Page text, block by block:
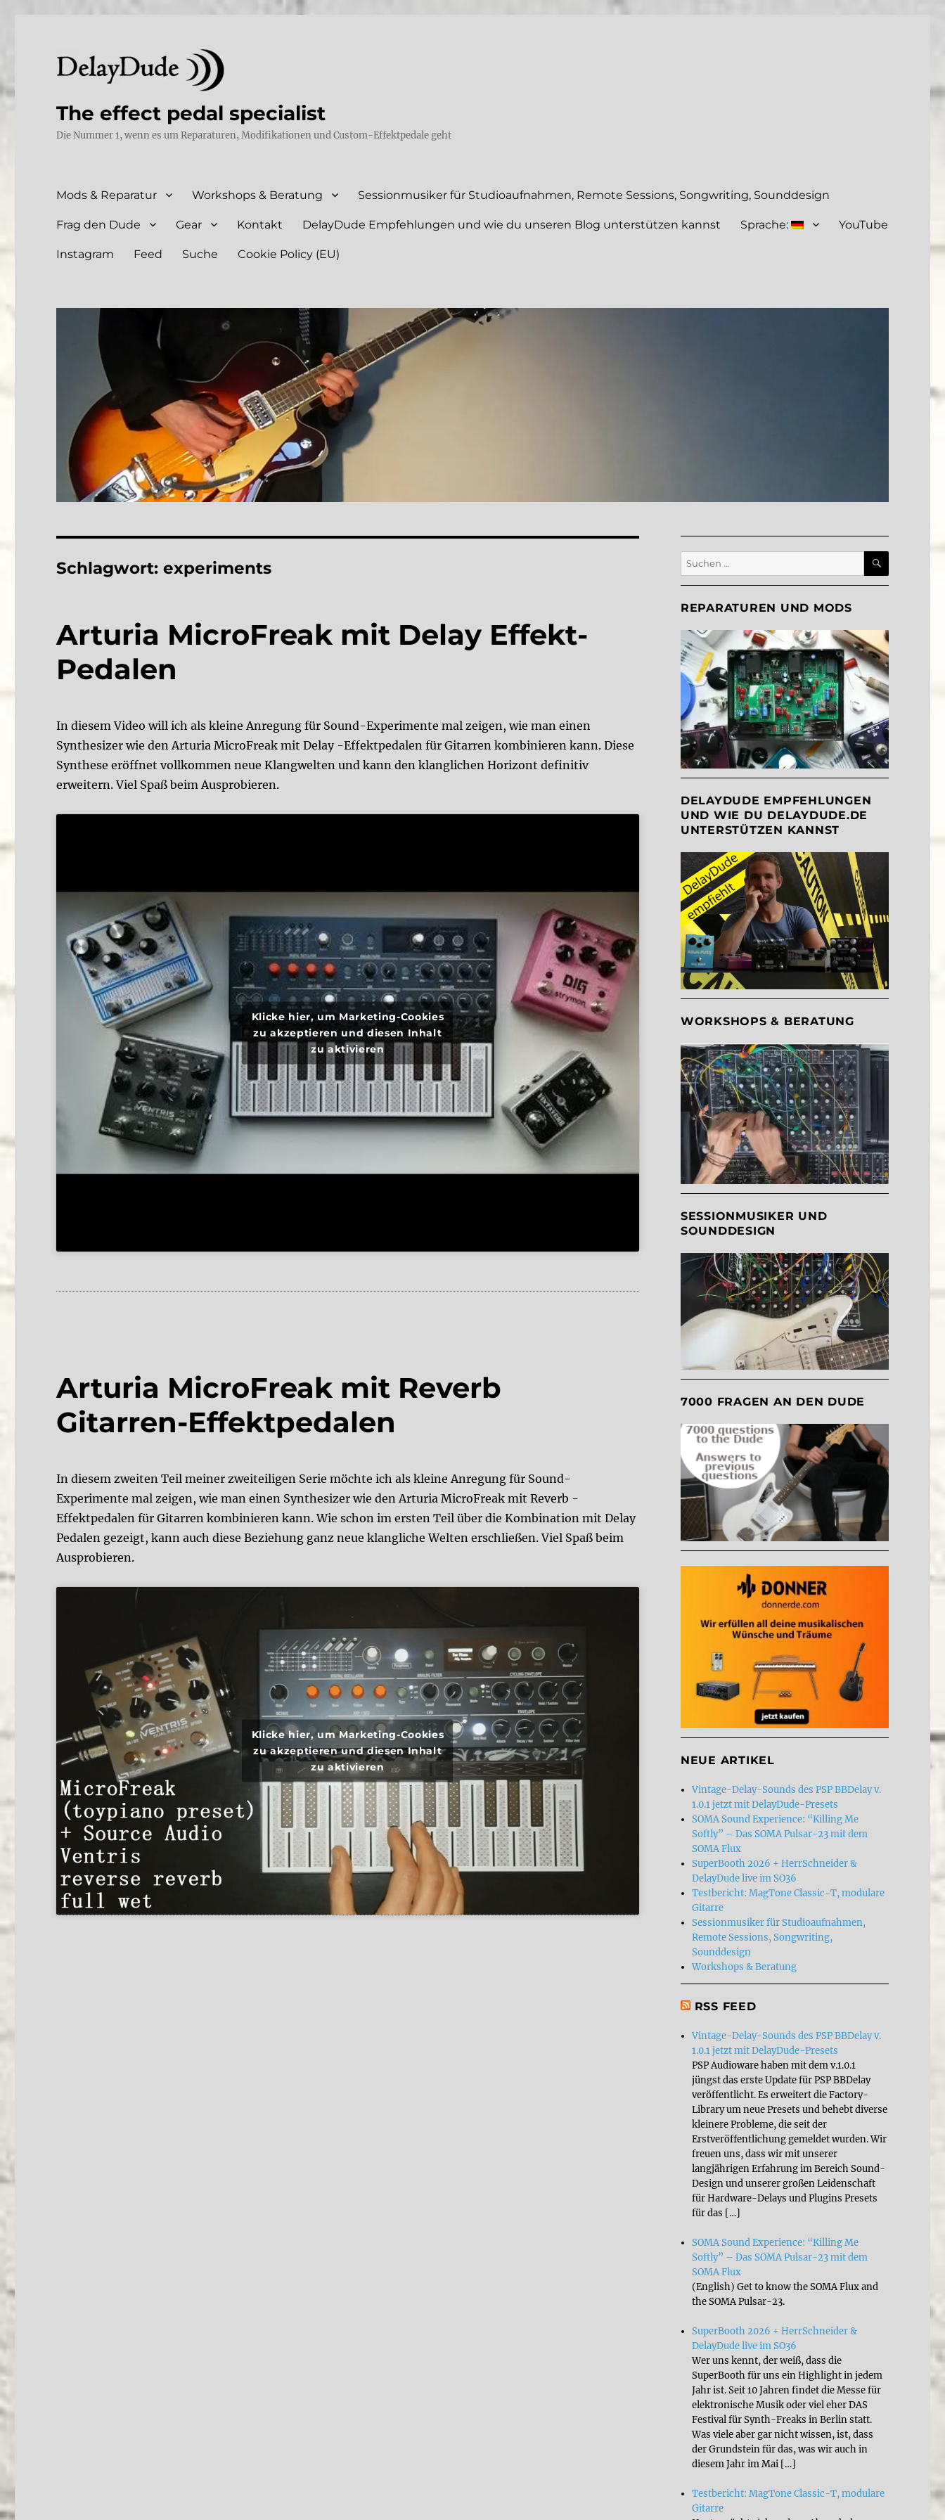
The effect pedal specialist
Die Nummer 1, wenn es um Reparaturen, Modifikationen und Custom-Effektpedale geht
Mods & Reparatur Workshops & Beratung Sessionmusiker für Studioaufnahmen, Remote Sessions, Songwriting, Sounddesign
Frag den Dude Gear Kontakt DelayDude Empfehlungen und wie du unseren Blog unterstützen kannst Sprache: YouTube
Instagram Feed Suche Cookie Policy (EU)
Schlagwort:experiments
Arturia MicroFreak mit Delay Effekt-
Pedalen
In diesem Video will ich als kleine Anregung für Sound-Experimente mal zeigen, wie man einen
Synthesizer wie den Arturia MicroFreak mit Delay -Effektpedalen für Gitarren kombinieren kann. Diese
Synthese eröffnet vollkommen neue Klangwelten und kann den klanglichen Horizont definitiv
erweitern. Viel Spaß beim Ausprobieren.
Klicke hier, um Marketing-Cookies
zu akzeptieren und diesen Inhalt
zu aktivieren
Arturia MicroFreak mit Reverb
Gitarren-Effektpedalen
In diesem zweiten Teil meiner zweiteiligen Serie möchte ich als kleine Anregung für Sound-
Experimente mal zeigen, wie man einen Synthesizer wie den Arturia MicroFreak mit Reverb -
Effektpedalen für Gitarren kombinieren kann. Wie schon im ersten Teil über die Kombination mit Delay
Pedalen gezeigt, kann auch diese Beziehung ganz neue klangliche Welten erschließen. Viel Spaß beim
Ausprobieren.
Klicke hier, um Marketing-Cookies
zu akzeptieren und diesen Inhalt
zu aktivieren
Suche
nach:
SUCHEN
REPARATUREN UND MODS
DELAYDUDE EMPFEHLUNGEN
UND WIE DU DELAYDUDE.DE
UNTERSTÜTZEN KANNST
WORKSHOPS & BERATUNG
SESSIONMUSIKER UND
SOUNDDESIGN
7000 FRAGEN AN DEN DUDE
NEUE ARTIKEL
Vintage-Delay-Sounds des PSP BBDelay v.
1.0.1 jetzt mit DelayDude-Presets
SOMA Sound Experience: “Killing Me
Softly” – Das SOMA Pulsar-23 mit dem
SOMA Flux
SuperBooth 2026 + HerrSchneider &
DelayDude live im SO36
Testbericht: MagTone Classic-T, modulare
Gitarre
Sessionmusiker für Studioaufnahmen,
Remote Sessions, Songwriting,
Sounddesign
Workshops & Beratung
RSS FEED
Vintage-Delay-Sounds des PSP BBDelay v.
1.0.1 jetzt mit DelayDude-Presets
PSP Audioware haben mit dem v.1.0.1
jüngst das erste Update für PSP BBDelay
veröffentlicht. Es erweitert die Factory-
Library um neue Presets und behebt diverse
kleinere Probleme, die seit der
Erstveröffentlichung gemeldet wurden. Wir
freuen uns, dass wir mit unserer
langjährigen Erfahrung im Bereich Sound-
Design und unserer großen Leidenschaft
für Hardware-Delays und Plugins Presets
für das […]
SOMA Sound Experience: “Killing Me
Softly” – Das SOMA Pulsar-23 mit dem
SOMA Flux
(English) Get to know the SOMA Flux and
the SOMA Pulsar-23.
SuperBooth 2026 + HerrSchneider &
DelayDude live im SO36
Wer uns kennt, der weiß, dass die
SuperBooth für uns ein Highlight in jedem
Jahr ist. Seit 10 Jahren findet die Messe für
elektronische Musik oder viel eher DAS
Festival für Synth-Freaks in Berlin statt.
Was viele aber gar nicht wissen, ist, dass
der Grundstein für das, was wir auch in
diesem Jahr im Mai […]
Testbericht: MagTone Classic-T, modulare
Gitarre